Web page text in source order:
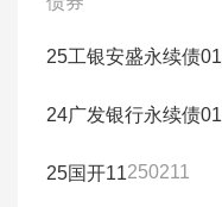
25工银安盛永续债01
24广发银行永续债01
25国开11250211